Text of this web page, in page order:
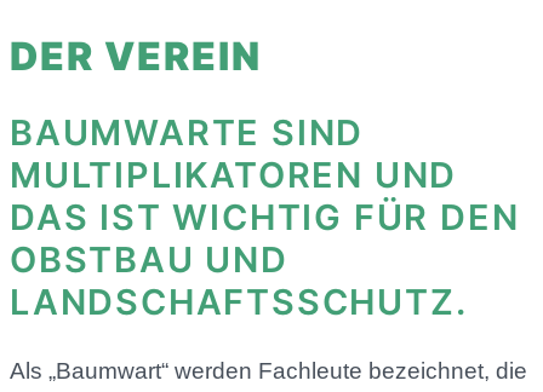
DER VEREIN
BAUMWARTE SIND
MULTIPLIKATOREN UND
DAS IST WICHTIG FÜR DEN
OBSTBAU UND
LANDSCHAFTSSCHUTZ.
Als „Baumwart“ werden Fachleute bezeichnet, die